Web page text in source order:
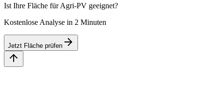
Ist Ihre Fläche für Agri-PV geeignet?
Kostenlose Analyse in 2 Minuten
Jetzt Fläche prüfen